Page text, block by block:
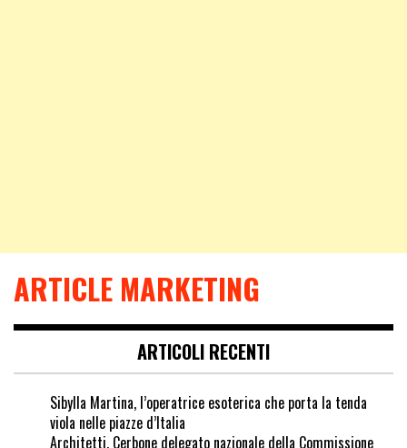
ARTICLE MARKETING
ARTICOLI RECENTI
Sibylla Martina, l’operatrice esoterica che porta la tenda
viola nelle piazze d’Italia
Architetti, Cerbone delegato nazionale della Commissione